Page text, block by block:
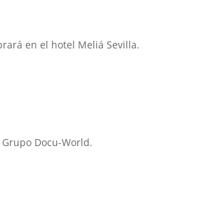
en el hotel Meliá Sevilla.
Docu-World.